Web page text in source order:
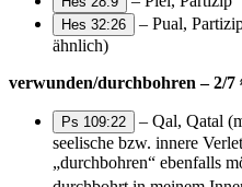
Hes 32:26
– Pual,
ähnlich)
verwunden/durchbohren – 2/7
Ps 109:22
– Qal, Qatal
seelische bzw. innere
„durchbohren“ ebenfalls